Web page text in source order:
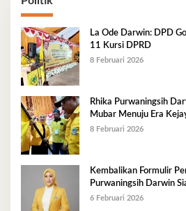
La Ode Darwin: DPD
11 Kursi DPRD
8 Februari 2026
Rhika Purwaningsih
Mubar Menuju Era
8 Februari 2026
Kembalikan Formulir
Purwaningsih Darwin
Golkar Mubar
6 Februari 2026